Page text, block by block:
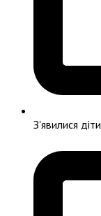
З'явилися діти